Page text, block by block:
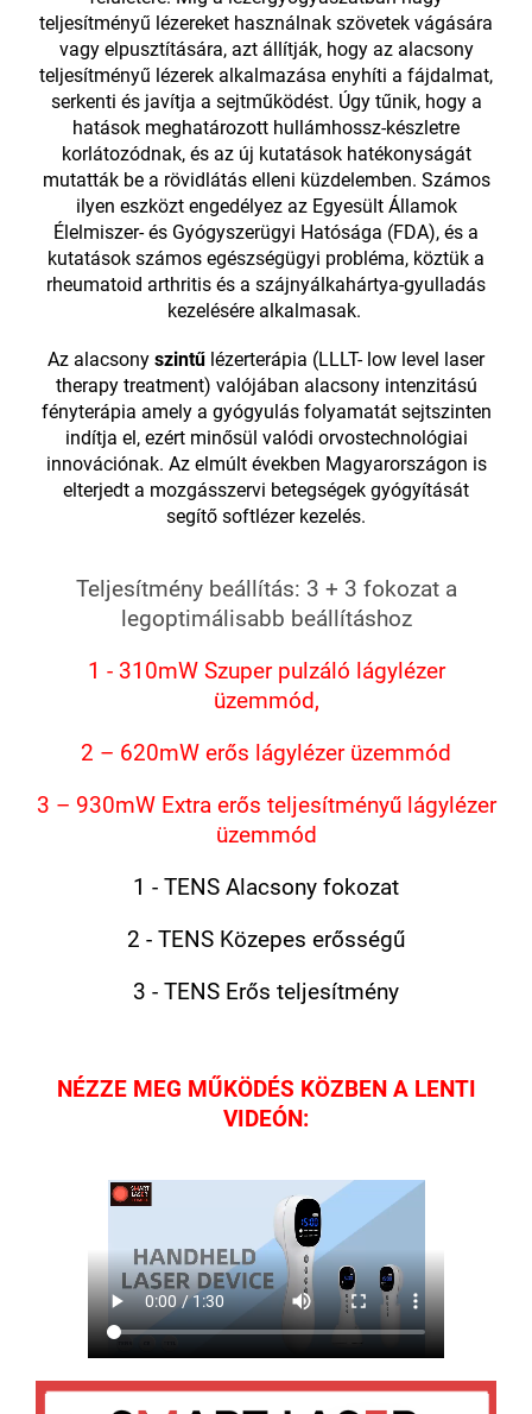
teljesítményű lézereket használnak szövetek vágására
vagy elpusztítására, azt állítják, hogy az alacsony
teljesítményű lézerek alkalmazása enyhíti a fájdalmat,
serkenti és javítja a sejtműködést. Úgy tűnik, hogy a
hatások meghatározott hullámhossz-készletre
korlátozódnak, és az új kutatások hatékonyságát
mutatták be a rövidlátás elleni küzdelemben. Számos
ilyen eszközt engedélyez az Egyesült Államok
Élelmiszer- és Gyógyszerügyi Hatósága (FDA), és a
kutatások számos egészségügyi probléma, köztük a
rheumatoid arthritis és a szájnyálkahártya-gyulladás
kezelésére alkalmasak.
Az alacsony szintű lézerterápia (LLLT- low level laser
therapy treatment) valójában alacsony intenzitású
fényterápia amely a gyógyulás folyamatát sejtszinten
indítja el, ezért minősül valódi orvostechnológiai
innovációnak. Az elmúlt években Magyarországon is
elterjedt a mozgásszervi betegségek gyógyítását
segítő softlézer kezelés.
Teljesítmény beállítás: 3 + 3 fokozat a
legoptimálisabb beállításhoz
1 - 310mW Szuper pulzáló lágylézer
üzemmód,
2 – 620mW erős lágylézer üzemmód
3 – 930mW Extra erős teljesítményű lágylézer
üzemmód
1 - TENS Alacsony fokozat
2 - TENS Közepes erősségű
3 - TENS Erős teljesítmény
NÉZZE MEG MŰKÖDÉS KÖZBEN A LENTI
VIDEÓN: